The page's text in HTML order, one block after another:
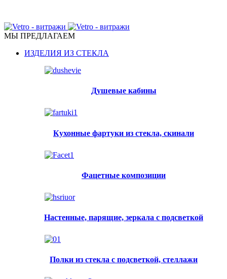
МЫ ПРЕДЛАГАЕМ
ИЗДЕЛИЯ ИЗ СТЕКЛА
Душевые кабины
Кухонные фартуки из стекла, скинали
Фацетные композиции
Настенные, парящие, зеркала с подсветкой
Полки из стекла с подсветкой, стеллажи